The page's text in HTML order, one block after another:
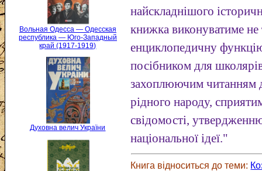
Вольная Одесса — Одесская
республика — Юго-Западный
край (1917-1919)
Духовна велич України
найскладнішого
книжка виконуватиме не
енциклопедичну
посібником для
захоплюючим читанням
рідного народу,
свідомості,
національної ідеї."
Книга відноситься до теми: